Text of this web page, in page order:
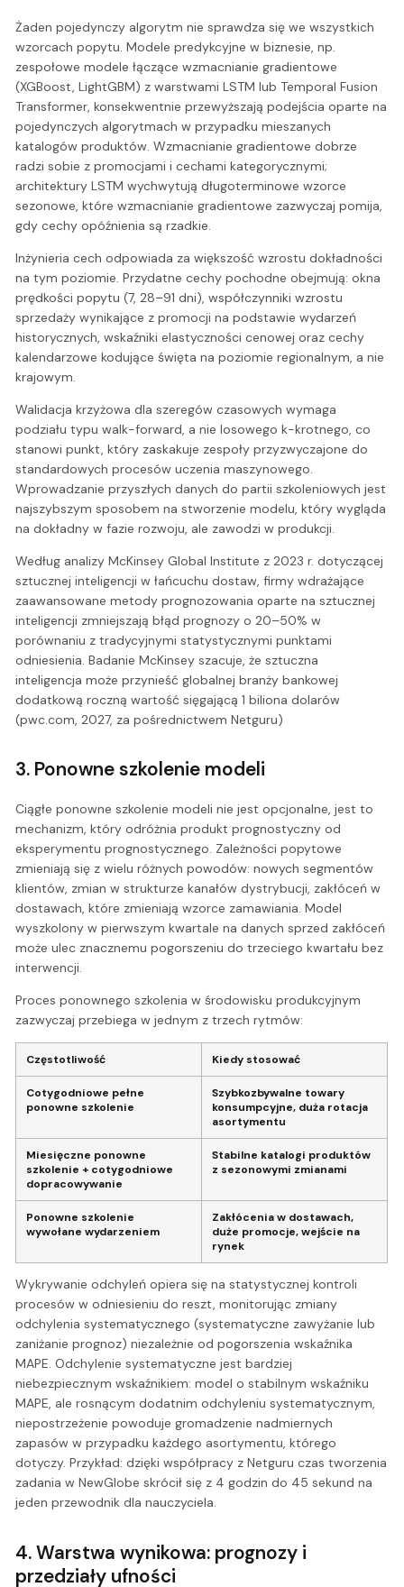
Żaden pojedynczy algorytm nie sprawdza się we wszystkich
wzorcach popytu. Modele predykcyjne w biznesie, np.
zespołowe modele łączące wzmacnianie gradientowe
(XGBoost, LightGBM) z warstwami LSTM lub Temporal Fusion
Transformer, konsekwentnie przewyższają podejścia oparte na
pojedynczych algorytmach w przypadku mieszanych
katalogów produktów. Wzmacnianie gradientowe dobrze
radzi sobie z promocjami i cechami kategorycznymi;
architektury LSTM wychwytują długoterminowe wzorce
sezonowe, które wzmacnianie gradientowe zazwyczaj pomija,
gdy cechy opóźnienia są rzadkie.
Inżynieria cech odpowiada za większość wzrostu dokładności
na tym poziomie. Przydatne cechy pochodne obejmują: okna
prędkości popytu (7, 28–91 dni), współczynniki wzrostu
sprzedaży wynikające z promocji na podstawie wydarzeń
historycznych, wskaźniki elastyczności cenowej oraz cechy
kalendarzowe kodujące święta na poziomie regionalnym, a nie
krajowym.
Walidacja krzyżowa dla szeregów czasowych wymaga
podziału typu walk-forward, a nie losowego k-krotnego, co
stanowi punkt, który zaskakuje zespoły przyzwyczajone do
standardowych procesów uczenia maszynowego.
Wprowadzanie przyszłych danych do partii szkoleniowych jest
najszybszym sposobem na stworzenie modelu, który wygląda
na dokładny w fazie rozwoju, ale zawodzi w produkcji.
Według analizy McKinsey Global Institute z 2023 r. dotyczącej
sztucznej inteligencji w łańcuchu dostaw, firmy wdrażające
zaawansowane metody prognozowania oparte na sztucznej
inteligencji zmniejszają błąd prognozy o 20–50% w
porównaniu z tradycyjnymi statystycznymi punktami
odniesienia. Badanie McKinsey szacuje, że sztuczna
inteligencja może przynieść globalnej branży bankowej
dodatkową roczną wartość sięgającą 1 biliona dolarów
(pwc.com, 2027, za pośrednictwem Netguru)
3. Ponowne szkolenie modeli
Ciągłe ponowne szkolenie modeli nie jest opcjonalne, jest to
mechanizm, który odróżnia produkt prognostyczny od
eksperymentu prognostycznego. Zależności popytowe
zmieniają się z wielu różnych powodów: nowych segmentów
klientów, zmian w strukturze kanałów dystrybucji, zakłóceń w
dostawach, które zmieniają wzorce zamawiania. Model
wyszkolony w pierwszym kwartale na danych sprzed zakłóceń
może ulec znacznemu pogorszeniu do trzeciego kwartału bez
interwencji.
Proces ponownego szkolenia w środowisku produkcyjnym
zazwyczaj przebiega w jednym z trzech rytmów:
Częstotliwość Kiedy stosować
Cotygodniowe pełne
ponowne szkolenie
Szybkozbywalne towary
konsumpcyjne, duża rotacja
asortymentu
Miesięczne ponowne
szkolenie + cotygodniowe
dopracowywanie
Stabilne katalogi produktów
z sezonowymi zmianami
Ponowne szkolenie
wywołane wydarzeniem
Zakłócenia w dostawach,
duże promocje, wejście na
rynek
Wykrywanie odchyleń opiera się na statystycznej kontroli
procesów w odniesieniu do reszt, monitorując zmiany
odchylenia systematycznego (systematyczne zawyżanie lub
zaniżanie prognoz) niezależnie od pogorszenia wskaźnika
MAPE. Odchylenie systematyczne jest bardziej
niebezpiecznym wskaźnikiem: model o stabilnym wskaźniku
MAPE, ale rosnącym dodatnim odchyleniu systematycznym,
niepostrzeżenie powoduje gromadzenie nadmiernych
zapasów w przypadku każdego asortymentu, którego
dotyczy. Przykład: dzięki współpracy z Netguru czas tworzenia
zadania w NewGlobe skrócił się z 4 godzin do 45 sekund na
jeden przewodnik dla nauczyciela.
4. Warstwa wynikowa: prognozy i
przedziały ufności